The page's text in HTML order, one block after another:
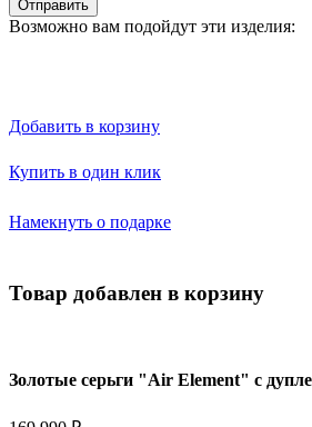
Отправить
Возможно вам подойдут эти изделия:
Добавить в корзину
Купить в один клик
Намекнуть о подарке
Товар добавлен в корзину
Золотые серьги "Air Element" с